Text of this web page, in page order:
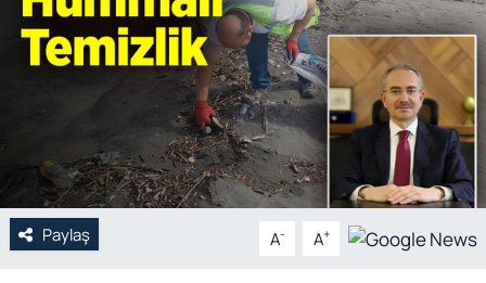
Paylaş A- A+
Genel
Gündem
Özel Haber
POLİTİKA
Siyaset